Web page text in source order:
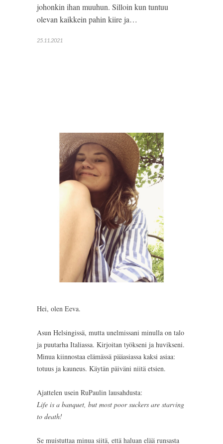
johonkin ihan muuhun. Silloin kun tuntuu
olevan kaikkein pahin kiire ja…
25.11.2021
Hei, olen Eeva.
Asun Helsingissä, mutta unelmissani minulla on talo
ja puutarha Italiassa. Kirjoitan työkseni ja huvikseni.
Minua kiinnostaa elämässä pääasiassa kaksi asiaa:
totuus ja kauneus. Käytän päiväni niitä etsien.
Ajattelen usein RuPaulin lausahdusta:
Life is a banquet, but most poor suckers are starving
to death!
Se muistuttaa minua siitä, että haluan elää runsasta